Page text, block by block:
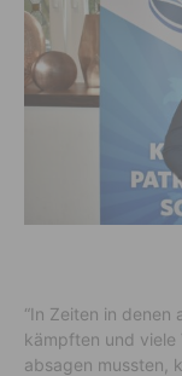
“In Zeiten in denen
kämpften und viele
absagen mussten,